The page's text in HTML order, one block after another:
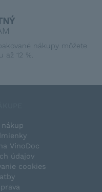
nákupy môžete
až 12 %.
VinoDoc
údajov
cookies